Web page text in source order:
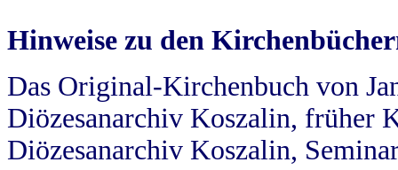
Hinweise zu den
Das Original-Kirchenbuch von
Diözesanarchiv Koszalin, früher
Diözesanarchiv Koszalin,